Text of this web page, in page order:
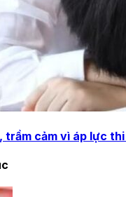
trầm cảm vì áp lực